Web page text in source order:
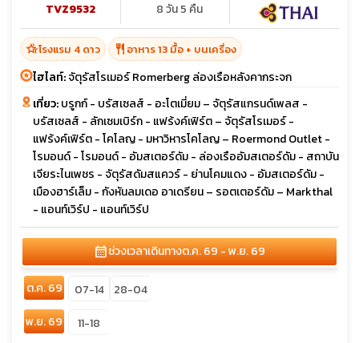
TVZ9532
8 วัน 5 คืน
hotel_classโรงแรม 4 ดาว restaurant อาหาร 13 มื้อ + บนเครื่อง
ไฮไลท์:จัตุรัสโรเมอร์ Romerberg ล่องเรือหลังคากระจก
เที่ยว:บรูกก์ - บรัสเซลส์ - อะโตเมี่ยม – จัตุรัสแกรนด์เพลส -
บรัสเซลส์ - ลักเซมเบิร์ก - แฟร้งค์เฟิร์ต – จัตุรัสโรเมอร์ -
แฟร้งค์เฟิร์ต - โคโลญ - มหาวิหารโคโลญ – Roermond Outlet -
โรมอนด์ - โรมอนด์ - อัมสเตอร์ดัม - ล่องเรืออัมสเตอร์ดัม - สถาบัน
เจียระไนเพชร - จัตุรัสดัมสแควร์ - ย่านโคมแดง - อัมสเตอร์ดัม -
เมืองฮาร์เล็ม - กังหันลมเดอ อาเดรียน – รอตเตอร์ดัม – Markthal
- แอนท์เวิร์ป - แอนท์เวิร์ป
calendar_monthช่วงเวลาเดินทางต.ค. 69 - พ.ย. 69
ต.ค. 69 07-14
28-04
พ.ย. 69
11-18